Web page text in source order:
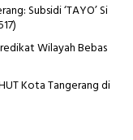
Subsidi ‘TAYO’ Si
Wilayah Bebas
Kota Tangerang di